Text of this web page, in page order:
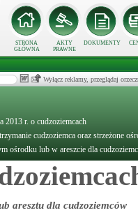
STRONA
GŁÓWNA
AKTY
PRAWNE
DOKUMENTY
Wyłącz reklamy, przeglądaj
r. o cudzoziemcach
cudzoziemca oraz strzeżone
ośrodku lub w areszcie dla
aresztu dla cudzoziemców